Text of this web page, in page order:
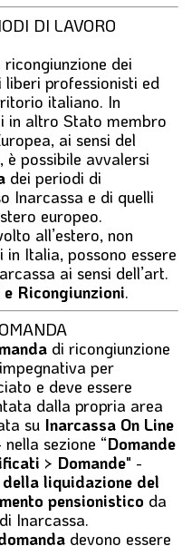
DI LAVORO
dei
professionisti ed
italiano. In
in altro Stato membro
ai sensi del
possibile avvalersi
dei periodi di
Inarcassa e di quelli
europeo.
all’estero, non
Italia, possono essere
ai sensi dell’art.
Ricongiunzioni.
di ricongiunzione
per
e deve essere
dalla propria area
su Inarcassa On Line
nella sezione “Domande
> Domande" -
liquidazione del
pensionistico da
Inarcassa.
devono essere